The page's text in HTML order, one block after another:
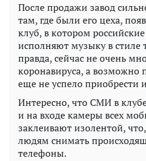
После продажи завод
там, где были его цеха,
клуб, в котором
исполняют музыку в стиле
правда, сейчас не очень
коронавируса, а возможно
еще не успело приобрести
Интересно, что СМИ в
и на входе камеры всех
заклеивают изолентой,
людям снимать
телефоны.